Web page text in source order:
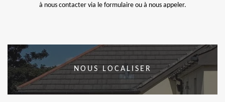
à nous contacter via le formulaire ou à nous appeler.
NOUS LOCALISER